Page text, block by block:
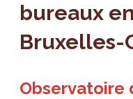
bureaux
Bruxelles-
Observatoire